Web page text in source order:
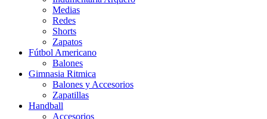
Medias
Redes
Shorts
Zapatos
Fútbol Americano
Balones
Gimnasia Ritmica
Balones y Accesorios
Zapatillas
Handball
Accesorios